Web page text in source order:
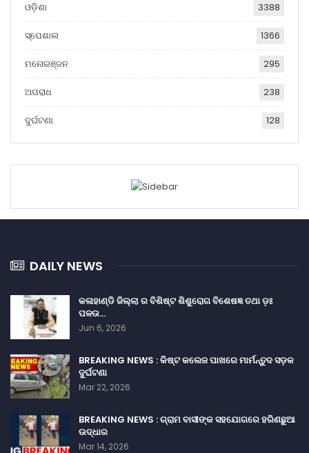
ଓଡ଼ିଶା 3388
ସ୍ପେଶାଲ 1366
ମନୋରଞ୍ଜନ 295
ଅପରାଧ 238
ଦୁର୍ଘଟଣା 128
DAILY NEWS
କଳାହାଣ୍ଡି ଜିଲ୍ଲା ର ବିଶିଷ୍ଟ ଶିଶୁରୋଗ ବିଶେଷଜ୍ଞ ତଥା ଡ଼ଃ
ପଳଉ…
Jun 6, 2026
BREAKING NEWS : କିଷ୍ଟ କଲେଜ ପାଖରେ ମାର୍ମନ୍ତୁଦ ସଡ଼କ
ଦୁର୍ଘଟଣା
Mar 22, 2026
BREAKING NEWS : ଗ୍ରାମ ବାସୀଙ୍କ ସହଯୋଗରେ ହରିଣଛୁଆ
ଉଦ୍ଧାର
Mar 14, 2026